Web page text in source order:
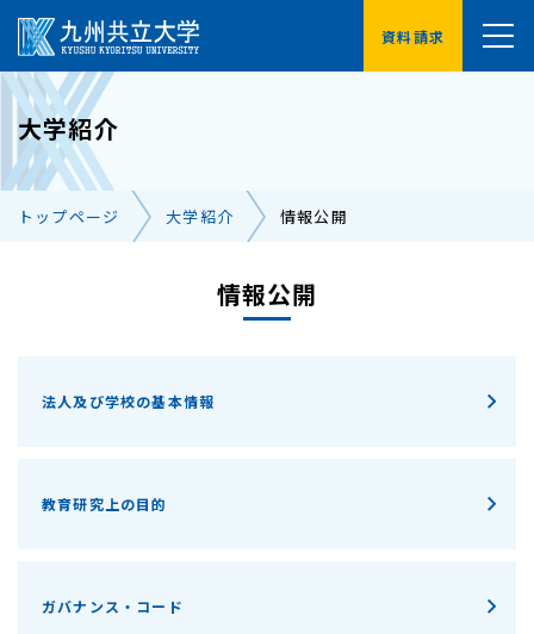
資料請求
受験生の方へ
卒業生の方へ 保護者の方へ
大学紹介
トップページ 大学紹介 情報公開
情報公開
法人及び学校の基本情報
教育研究上の目的
ガバナンス・コード